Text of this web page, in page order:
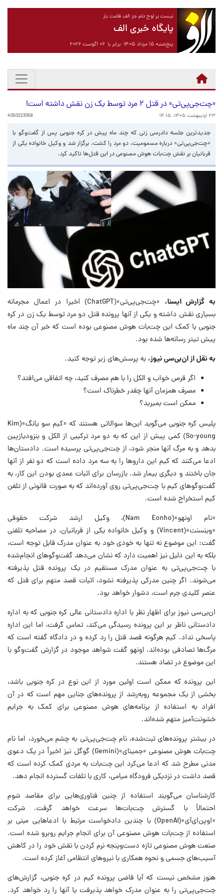
نیست بر لوح دلم جز الف قامت یار
پایگاه خبری الف
پنج‌شنبه ۱۵ مرداد ۱۴۰۵ برابر با ۰۶ آگوست ۲۰۲۶
«چت‌جی‌پی‌تی» در قتل ۲ مرد توسط یک زن نقش داشته است!
۲۳ اردیبهشت ۱۴۰۵، ۱۴:۱۵ 4050223058
جدیدترین جلسه دادرسی زنی که چند ماه پیش در کره جنوبی پس از گفت‌وگو با
«چت‌جی‌پی‌تی» درباره مسمومیت، دو مرد را کشت، برگزار شد و وکیل خانواده یکی از
قربانیان بر نقش چت‌بات هوش مصنوعی در این قتل‌ها تاکید کرد.
به گزارش ایسنا،
«چت‌جی‌پی‌تی»(ChatGPT) اخیرا در اعمال مجرمانه
بسیاری نقش داشته و یکی از آنها پرونده قتل دو مرد توسط یک زن در کره
جنوبی با کمک این چت‌بات هوش مصنوعی بوده است که خبر آن چند ماه
پیش تیتر رسانه‌ها شده بود.
به نقل از ان‌بی‌سی نیوز، به پرسش‌های زیر توجه کنید.
اگر قرص خواب و الکل را با هم مصرف کنید، چه اتفاقی می‌افتد؟
مصرف همزمان آنها چقدر خطرناک است؟
ممکن است بمیرید؟
پلیس کره جنوبی می‌گوید این‌ها سوالاتی هستند که «کیم سو یانگ»(Kim
So-young) کمی پیش از این که به دو مرد ترکیبی از الکل و بنزودیازپین
بدهد و به مرگ آنها منجر شود، از چت‌جی‌پی‌تی پرسیده است. دادستان‌ها
ادعا می‌کنند که کیم این داروها را به سه مرد داده است که دو نفر از آنها
جان باختند و دیگری بیمار شد. بازرسان برای اثبات عمدی بودن این کار، به
گفت‌وگوهای کیم با چت‌جی‌پی‌تی روی آورده‌اند که به صورت قانونی از تلفن
کیم استخراج شده است.
«نام اونهو»(Nam Eonho)، وکیل ارشد شرکت حقوقی
«وینسنت»(Vincent) و وکیل خانواده یکی از قربانیان، در مصاحبه تلفنی
گفت: این موضوع نه تنها به خودی خود به عنوان مدرک قابل توجه است،
بلکه به این دلیل نیز اهمیت دارد که نشان می‌دهد گفت‌وگوهای انجام‌شده
با چت‌جی‌پی‌تی به عنوان مدرک مستقیم در یک پرونده قتل پذیرفته
می‌شوند. اگر چنین مدرکی پذیرفته نشود، اثبات قصد متهم برای قتل که
عنصر کلیدی جرم است، دشوار خواهد بود.
ان‌بی‌سی نیوز برای اظهار نظر با اداره دادستانی عالی کره جنوبی که به اداره
دادستانی ناظر بر این پرونده رسیدگی می‌کند، تماس گرفت، اما این اداره
پاسخی نداد. کیم هرگونه قصد قتل را رد کرده و در دادگاه گفته است که
مرگ‌ها تصادفی بوده‌اند. اونهو گفت شواهد موجود در گزارش گفت‌وگو با
این موضوع در تضاد هستند.
این پرونده که ممکن است اولین مورد از این نوع در کره جنوبی باشد،
بخشی از یک مجموعه روبه‌رشد از پرونده‌های جنایی مهم است که در آن
افراد به استفاده از برنامه‌های هوش مصنوعی برای کمک به جرایم
خشونت‌آمیز متهم شده‌اند.
در بیشتر پرونده‌های ثبت‌شده، نام چت‌جی‌پی‌تی به چشم می‌خورد، اما نام
چت‌بات هوش مصنوعی «جمینای»(Gemini) گوگل نیز اخیراً در یک دعوی
مدنی مطرح شد که ادعا می‌کرد این چت‌بات به مردی کمک کرده است که
قصد داشت در نزدیکی فرودگاه میامی، کاری با تلفات گسترده انجام دهد.
کارشناسان می‌گویند استفاده از چنین فناوری‌هایی برای مقاصد شوم
احتمالاً با گسترش چت‌بات‌ها سرعت خواهد گرفت. شرکت
«اوپن‌ای‌آی»(OpenAI) با چندین دادخواست مرتبط با ادعاهایی مبنی بر
استفاده از چت‌بات هوش مصنوعی آن برای انجام جرایم روبرو شده است.
صنعت هوش مصنوعی تازه دست‌وپنجه نرم کردن با نقش خود را در کاهش
آسیب‌های جسمی و نحوه همکاری با نیروهای انتظامی آغاز کرده است.
هنوز مشخص نیست که آیا قاضی پرونده کیم در کره جنوبی، گزارش‌های
چت‌جی‌پی‌تی را به عنوان مدرک خواهد پذیرفت یا آنها را رد خواهد کرد.